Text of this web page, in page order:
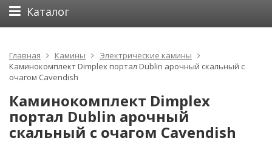
Каталог
Главная Камины
Электрические камины
Каминокомплект Dimplex портал Dublin арочный скальный с
очагом Cavendish
Каминокомплект Dimplex
портал Dublin арочный
скальный с очагом Cavendish